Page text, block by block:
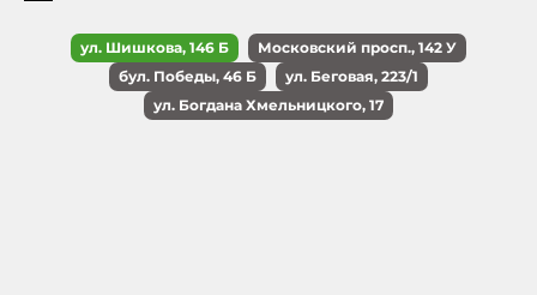
ул. Шишкова, 146 Б
Московский просп., 142 У
бул. Победы, 46 Б
ул. Беговая, 223/1
ул. Богдана Хмельницкого, 17